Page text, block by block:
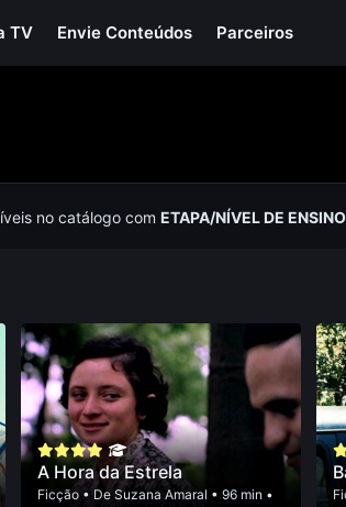
TV Envie Conteúdos Parceiros
no catálogo comETAPA/NÍVEL DE
A Hora da Estrela
Ficção • DeSuzana Amaral • 96 min •